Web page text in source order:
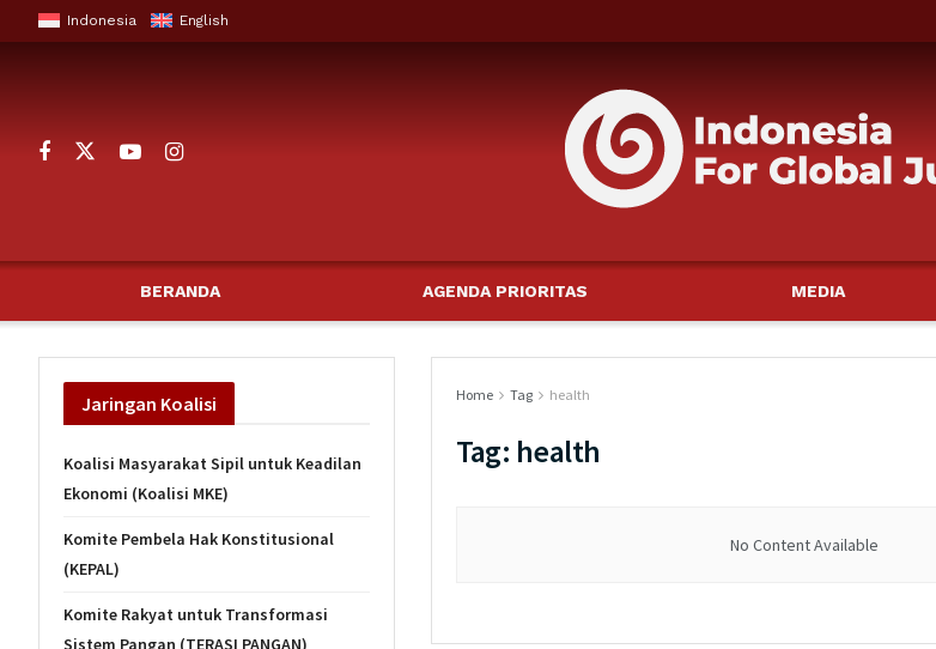
Indonesia English
BERANDA AGENDA PRIORITAS MEDIA
Home Tag health
Tag: health
No Content Available
Jaringan Koalisi
Koalisi Masyarakat Sipil untuk Keadilan
Ekonomi (Koalisi MKE)
Komite Pembela Hak Konstitusional
(KEPAL)
Komite Rakyat untuk Transformasi
Sistem Pangan (TERASI PANGAN)